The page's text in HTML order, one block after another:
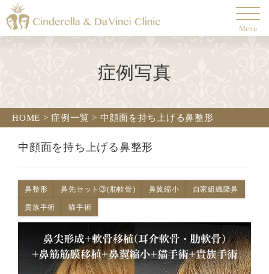
Menu
症例写真
HOME >症例一覧 > 中顔面を持ち上げる鼻整形
中顔面を持ち上げる鼻整形
鼻整形 鼻先セット③(肋軟骨) 鼻翼縮小 自家組織隆鼻
貴族手術 猫手術